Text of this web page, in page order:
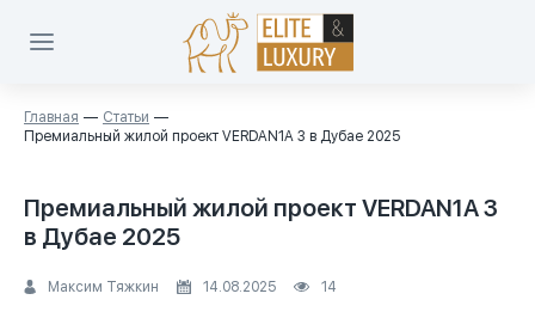
Главная
Статьи
Премиальный жилой проект VERDAN1A 3 в Дубае 2025
Премиальный жилой проект VERDAN1A 3
в Дубае 2025
Максим Тяжкин 14.08.2025 14